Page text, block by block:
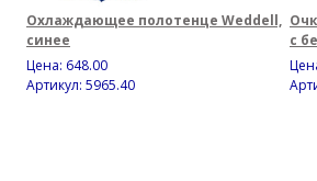
Охлаждающее полотенце Weddell,
синее
Цена: 648.00
Артикул: 5965.40
с